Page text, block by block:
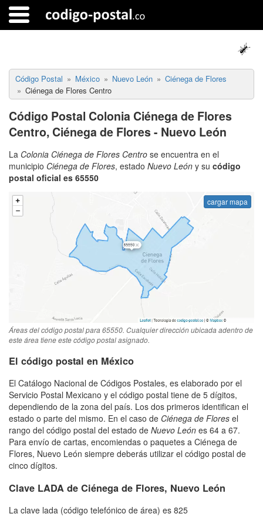
Código Postal México Nuevo León
Ciénega de Flores
Ciénega de Flores Centro
Código Postal Colonia Ciénega de Flores
Centro, Ciénega de Flores - Nuevo León
La Colonia Ciénega de Flores Centro se encuentra en el
municipio Ciénega de Flores, estado Nuevo León y su código
postal oficial es 65550
cargar mapa
Áreas del código postal para 65550. Cualquier dirección ubicada adentro de
este área tiene este código postal asignado.
El código postal en México
El Catálogo Nacional de Códigos Postales, es elaborado por el
Servicio Postal Mexicano y el código postal tiene de 5 dígitos,
dependiendo de la zona del país. Los dos primeros identifican el
estado o parte del mismo. En el caso de Ciénega de Flores el
rango del código postal del estado de Nuevo León es 64 a 67.
Para envío de cartas, encomiendas o paquetes a Ciénega de
Flores, Nuevo León siempre deberás utilizar el código postal de
cinco dígitos.
Clave LADA de Ciénega de Flores, Nuevo León
La clave lada (código telefónico de área) es 825